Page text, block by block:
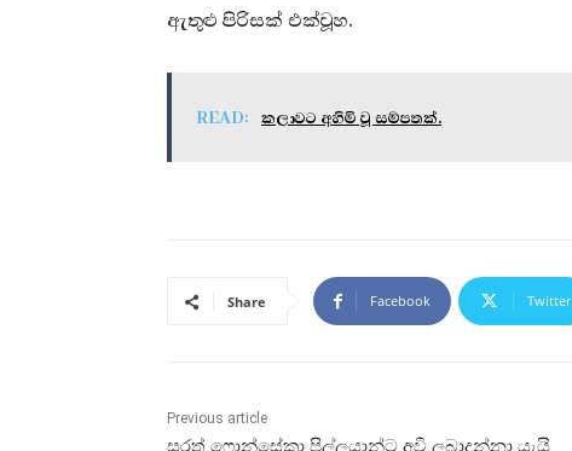
ඇතුළු පිරිසක් එක්වූහ.
READ: කලාවට අහිමි වූ සම්පතක්.
Share Facebook Twitter
Previous article
සරත් ෆොන්සේකා පිල්ලයාන්ට අවි ලබාදුන්නා යැයි